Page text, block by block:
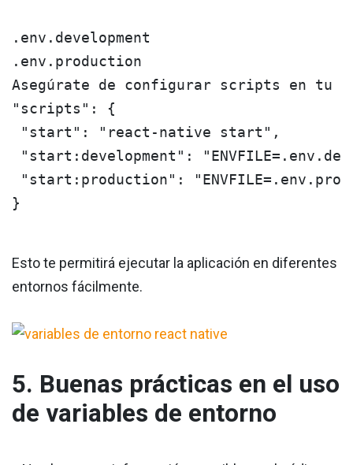
.env.development
.env.production
Asegúrate de configurar scripts en tu
"scripts": {
"start": "react-native start",
"start:development":
"start:production":
}
Esto te permitirá ejecutar la aplicación en diferentes
entornos fácilmente.
5. Buenas prácticas en el uso
de variables de entorno